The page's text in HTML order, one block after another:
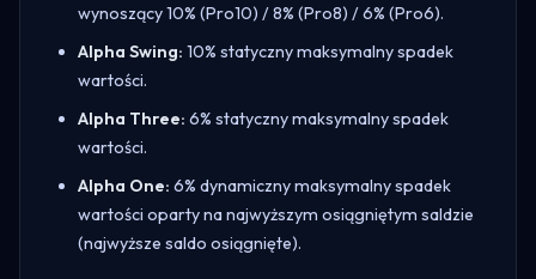
wynoszący 10% (Pro10) / 8% (Pro8) / 6% (Pro6).
Alpha Swing: 10% statyczny maksymalny spadek
wartości.
Alpha Three: 6% statyczny maksymalny spadek
wartości.
Alpha One: 6% dynamiczny maksymalny spadek
wartości oparty na najwyższym osiągniętym saldzie
(najwyższe saldo osiągnięte).